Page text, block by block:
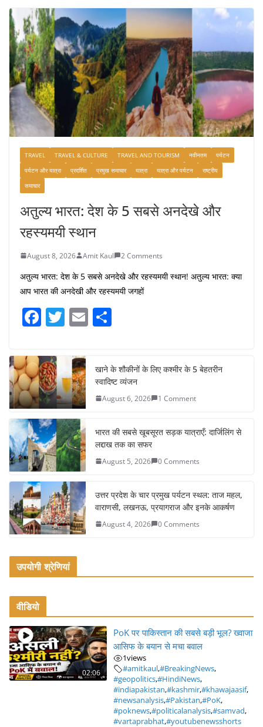
TRAVEL TRAVEL & CULTURE TRAVEL AND TOURISM नवीनतम
पर्यटन
पर्यटन और यात्रा
प्रदर्शित प्रमुख समाचार यात्रा यात्रा और पर्यटन
राष्ट्रीय
समाचार
अतुल्य भारत: देश के 5 सबसे अनदेखे और
रहस्यमयी स्थान
August 8, 2026 Amit Kaul 2 Comments
अतुल्य भारत: देश के 5 सबसे अनदेखे और रहस्यमयी स्थान! अतुल्य भारत: क्या
आप भारत की अनदेखी और रहस्यमयी जगहों
F
c
e
b
o
o
k
T
itt
er
E
e
खाने के शौकीनों के लिए कश्मीर के 5 बेहतरीन
स्वादिष्ट व्यंजन
August 6, 2026 1 Comment
भारत की सबसे खूबसूरत सड़क यात्राएँ: दार्जिलिंग से
लद्दाख तक का सफर
August 5, 2026 0 Comments
उत्तर प्रदेश के चार प्रमुख पर्यटन स्थल: ताज महल,
वाराणसी, लखनऊ, प्रयागराज और इनके आकर्षण
August 4, 2026 0 Comments
उपयोगी श्रेणियां
वीडियो
02:06
PoK पर पाकिस्तान की सबसे बड़ी भूल? ख्वाजा
आसिफ के बयान से मचा बवाल
1views
#amitkaul,#BreakingNews,
#geopolitics,#HindiNews,
#indiapakistan,#kashmir,#khawajaasif,
#newsanalysis,#Pakistan,#PoK,
#poknews,#politicalanalysis,#samvad,
#vartaprabhat,#youtubenewsshorts